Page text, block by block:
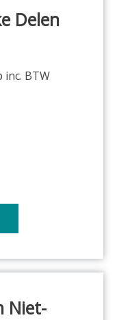
Delen
inc. BTW
Niet-